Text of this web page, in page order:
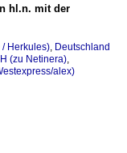
hl.n. mit der
/ Herkules), Deutschland
(zu Netinera),
alex)